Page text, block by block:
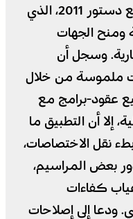
إلى ورش استراتيجي مهيكل مع دستور 2011، الذي
ومنح الجهات
وسجل أن
ملموسة من خلال
عقود-برامج مع
إلا أن التطبيق ما
نقل الاختصاصات،
بعض المراسيم،
كفاءات
ودعا إلى إصلاحات